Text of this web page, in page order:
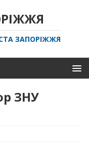
ЗАПОРІЖЖЯ
ЗНУ